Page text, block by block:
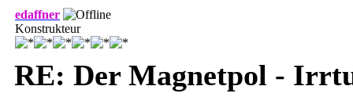
edaffner
Konstrukteur
RE: Der Magnetpol -